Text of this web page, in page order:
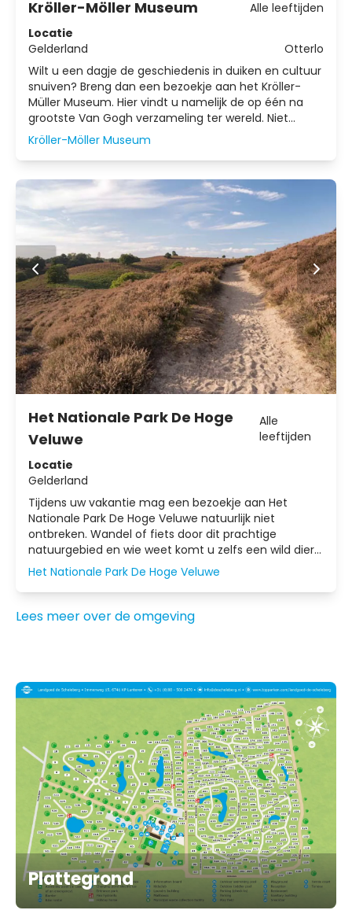
Kröller-Möller Museum
Alle leeftijden
Locatie
Gelderland
Otterlo
Wilt u een dagje de geschiedenis in duiken en cultuur
snuiven? Breng dan een bezoekje aan het Kröller-
Müller Museum. Hier vindt u namelijk de op één na
grootste Van Gogh verzameling ter wereld. Niet
alleen kunt u deze prachtige schilderijen
beeldentuin.
Kröller-Möller Museum
Het Nationale Park De Hoge
Veluwe
Alle
leeftijden
Locatie
Gelderland
Tijdens uw vakantie mag een bezoekje aan Het
Nationale Park De Hoge Veluwe natuurlijk niet
ontbreken. Wandel of fiets door dit prachtige
natuurgebied en wie weet komt u zelfs een wild dier
tegen. Ontdek het stuifzand, de prachtige bossen en
uitgestrekte heidevelden.
Het Nationale Park De Hoge Veluwe
Lees meer over de omgeving
Plattegrond